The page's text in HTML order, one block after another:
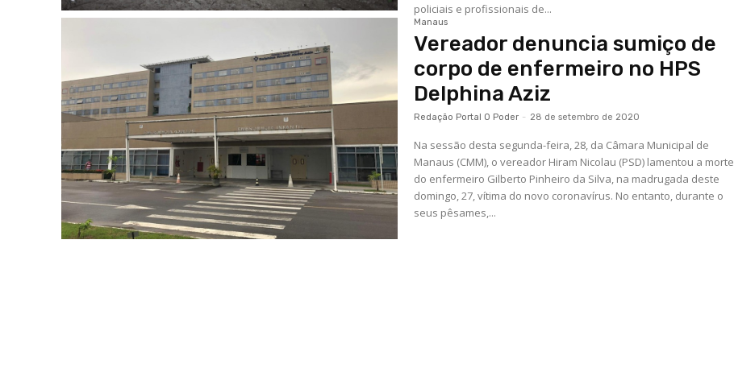
policiais e profissionais de...
Manaus
Vereador denuncia sumiço de
corpo de enfermeiro no HPS
Delphina Aziz
Redação Portal O Poder - 28 de setembro de 2020
Na sessão desta segunda-feira, 28, da Câmara Municipal de
Manaus (CMM), o vereador Hiram Nicolau (PSD) lamentou a morte
do enfermeiro Gilberto Pinheiro da Silva, na madrugada deste
domingo, 27, vítima do novo coronavírus. No entanto, durante o
seus pêsames,...